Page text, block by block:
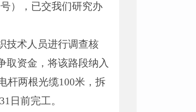
号），已交我们研究办
技术人员进行调查核
取资金，将该路段纳入
杆两根光缆100米，拆
31 日前完工。